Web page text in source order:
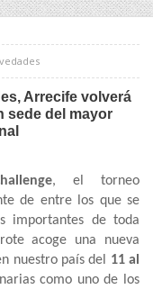
Arrecife volverá
sede del mayor
, el torneo
de entre los que se
importantes de toda
acoge una nueva
nuestro país del 11 al
como uno de los